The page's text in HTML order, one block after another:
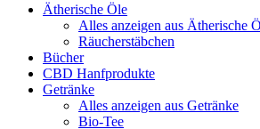
Ätherische Öle
Alles anzeigen aus Ätherische
Räucherstäbchen
Bücher
CBD Hanfprodukte
Getränke
Alles anzeigen aus Getränke
Bio-Tee